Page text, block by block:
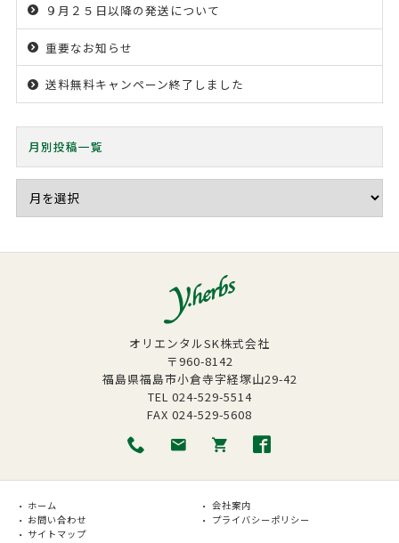
９月２５日以降の発送について
重要なお知らせ
送料無料キャンペーン終了しました
月別投稿一覧
オリエンタルSK株式会社
〒960-8142
福島県福島市小倉寺字経塚山29-42
TEL 024-529-5514
FAX 024-529-5608
ホーム
会社案内
お問い合わせ
プライバシーポリシー
サイトマップ